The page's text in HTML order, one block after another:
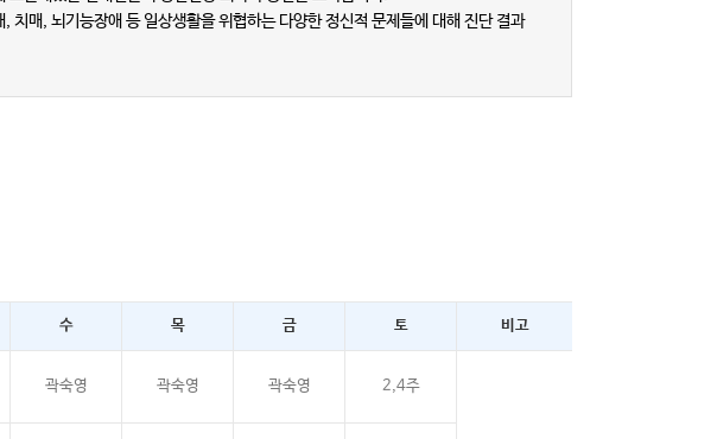
매, 뇌기능장애 등 일상생활을 위협하는 다양한 정신적 문제들에 대해 진단 결과
수 목 금 토 비고
곽숙영 곽숙영 곽숙영 2,4주